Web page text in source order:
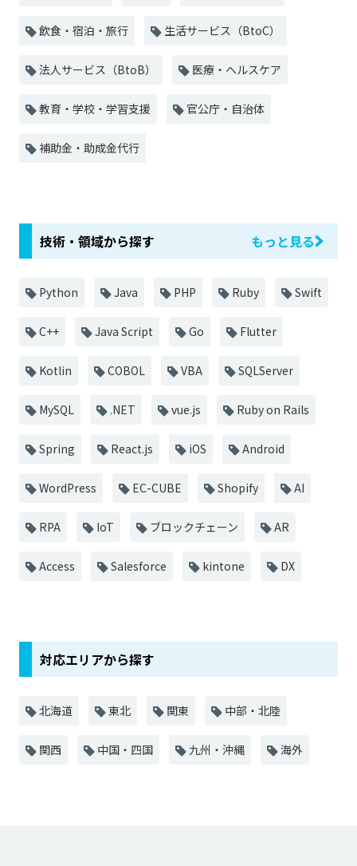
飲食・宿泊・旅行 生活サービス（BtoC）
法人サービス（BtoB） 医療・ヘルスケア
教育・学校・学習支援 官公庁・自治体
補助金・助成金代行
技術・領域から探す もっと見る
Python Java PHP Ruby Swift
C++ Java Script Go Flutter
Kotlin COBOL VBA SQLServer
MySQL .NET vue.js Ruby on Rails
Spring React.js iOS Android
WordPress EC-CUBE Shopify AI
RPA IoT ブロックチェーン AR
Access Salesforce kintone DX
対応エリアから探す
北海道 東北 関東 中部・北陸
関西 中国・四国 九州・沖縄 海外